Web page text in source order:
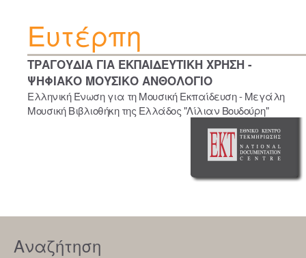
Ευτέρπη
ΤΡΑΓΟΥΔΙΑ ΓΙΑ ΕΚΠΑΙΔΕΥΤΙΚΗ ΧΡΗΣΗ -
ΨΗΦΙΑΚΟ ΜΟΥΣΙΚΟ ΑΝΘΟΛΟΓΙΟ
Ελληνική Ένωση για τη Μουσική Εκπαίδευση - Μεγάλη
Μουσική Βιβλιοθήκη της Ελλάδος "Λίλιαν Βουδούρη"
Αναζήτηση